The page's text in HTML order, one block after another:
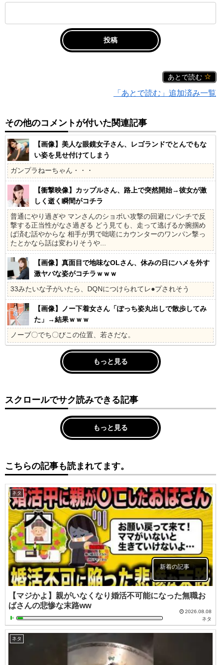
あとで読む
「あとで読む」追加済み一覧
その他のコメントが付いた関連記事
【画像】美人な眼鏡女子さん、レゴランドでとんでもな
い姿を見せ付けてしまう
ガンプラねーちゃん・・・
【衝撃映像】カップルさん、路上で突然開始→彼女が激
しく逝く瞬間がコチラ
普通にやり過ぎや マンさんのショボい攻撃の回避にパンチで反
撃する正当性がなさ過ぎる どう見ても、走って逃げるか腕掴め
ば済む話やからな 相手が男で咄嗟にカウンターのワンパン撃っ
たとかなら話は変わりそうや...
【画像】真面目で地味なOLさん、休みの日にハメを外す
激ヤバな姿がコチラｗｗｗ
33みたいな子がいたら、DQNにつけられてレ●プされそう
【画像】ノー下着女さん「ぽっち姿丸出しで散歩してみ
た」→結果ｗｗｗ
ノーブ〇でち〇びこの位置、若さだな。
もっと見る
スクロールでサク読みできる記事
もっと見る
こちらの記事も読まれてます。
ネタ
新着の記事
【マジかよ】親がいなくなり婚活不可能になった無職お
ばさんの悲惨な末路ww
2026.08.08
ネタ
ネタ